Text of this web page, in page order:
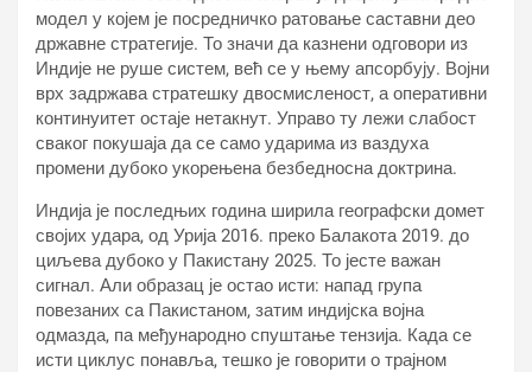
модел у којем је посредничко ратовање саставни део
државне стратегије. То значи да казнени одговори из
Индије не руше систем, већ се у њему апсорбују. Војни
врх задржава стратешку двосмисленост, а оперативни
континуитет остаје нетакнут. Управо ту лежи слабост
сваког покушаја да се само ударима из ваздуха
промени дубоко укорењена безбедносна доктрина.
Индија је последњих година ширила географски домет
својих удара, од Урија 2016. преко Балакота 2019. до
циљева дубоко у Пакистану 2025. То јесте важан
сигнал. Али образац је остао исти: напад група
повезаних са Пакистаном, затим индијска војна
одмазда, па међународно спуштање тензија. Када се
исти циклус понавља, тешко је говорити о трајном